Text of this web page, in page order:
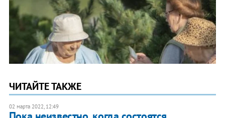
ЧИТАЙТЕ ТАКЖЕ
02 марта 2022, 12:49